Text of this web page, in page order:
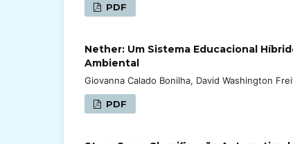
PDF
Nether: Um Sistema Educacional
Ambiental
Giovanna Calado Bonilha, David Washington
PDF